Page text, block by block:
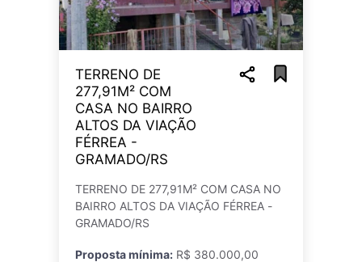
TERRENO DE
277,91M² COM
CASA NO BAIRRO
ALTOS DA VIAÇÃO
FÉRREA -
GRAMADO/RS
TERRENO DE 277,91M² COM CASA NO
BAIRRO ALTOS DA VIAÇÃO FÉRREA -
GRAMADO/RS
Proposta mínima: R$ 380.000,00